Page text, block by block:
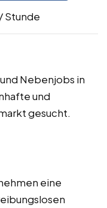
/ Stunde
Nebenjobs in
und
gesucht.
eine